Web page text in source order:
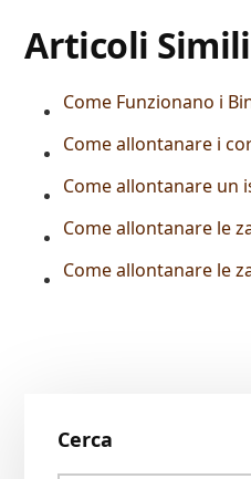
Articoli Simili
Come Funzionano i
Come allontanare i
Come allontanare un
Come allontanare le
Come allontanare le
Sidebar
Cerca